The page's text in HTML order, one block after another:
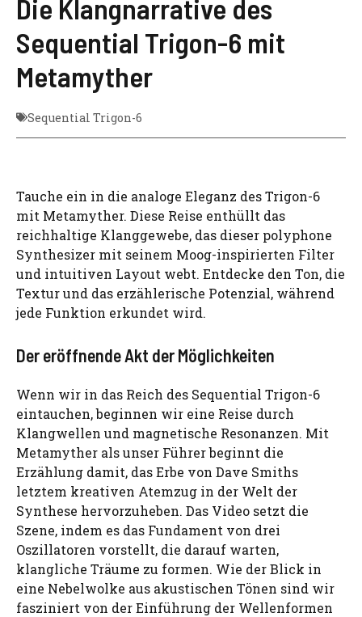
Die Klangnarrative des
Sequential Trigon-6 mit
Metamyther
Sequential Trigon-6
Tauche ein in die analoge Eleganz des Trigon-6
mit Metamyther. Diese Reise enthüllt das
reichhaltige Klanggewebe, das dieser polyphone
Synthesizer mit seinem Moog-inspirierten Filter
und intuitiven Layout webt. Entdecke den Ton, die
Textur und das erzählerische Potenzial, während
jede Funktion erkundet wird.
Der eröffnende Akt der Möglichkeiten
Wenn wir in das Reich des Sequential Trigon-6
eintauchen, beginnen wir eine Reise durch
Klangwellen und magnetische Resonanzen. Mit
Metamyther als unser Führer beginnt die
Erzählung damit, das Erbe von Dave Smiths
letztem kreativen Atemzug in der Welt der
Synthese hervorzuheben. Das Video setzt die
Szene, indem es das Fundament von drei
Oszillatoren vorstellt, die darauf warten,
klangliche Träume zu formen. Wie der Blick in
eine Nebelwolke aus akustischen Tönen sind wir
fasziniert von der Einführung der Wellenformen